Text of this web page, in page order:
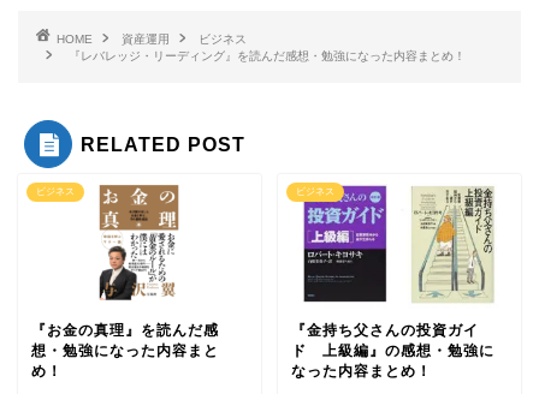
HOME 資産運用
ビジネス
『レバレッジ・リーディング』を読んだ感想・勉強になった内容まとめ！
RELATED POST
ビジネス
『お金の真理』を読んだ感
想・勉強になった内容まと
め！
ビジネス
『金持ち父さんの投資ガイ
ド 上級編』の感想・勉強に
なった内容まとめ！